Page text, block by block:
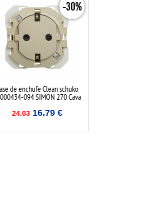
-30%
de enchufe Clean schuko
094 SIMON 270 Cava
24.03 16.79€